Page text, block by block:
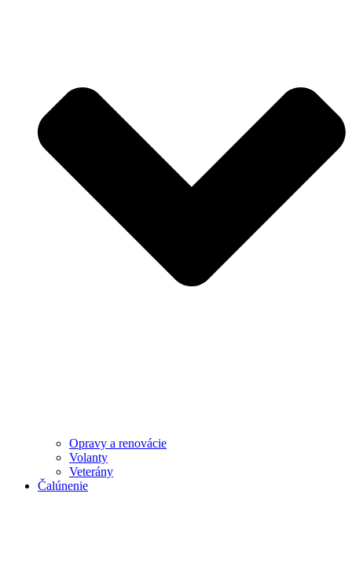
Opravy a renovácie
Volanty
Veterány
Čalúnenie